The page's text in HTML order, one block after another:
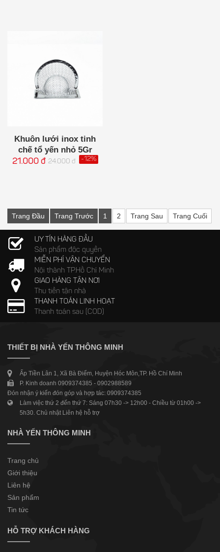
Khuôn lưới inox tinh
chế tổ yến nhỏ 5Gr
21.000 đ 24.000 đ -12%
Trang Đầu Trang Trước 1 2 Trang Sau Trang Cuối
UY TÍN HÀNG ĐẦU
Sản phẩm độc quyền
MIỄN PHÍ VẬN CHUYỂN
Nội thành TP.Hồ Chí Minh
GIAO HÀNG TẬN NƠI
Thu tiền tận nhà
THANH TOÁN LINH HOẠT
Thanh toán sau (COD)
THIẾT BỊ NHÀ YẾN THÔNG MINH
Ấp Tiền Lân 1, Xã Bà Điểm, Huyện Hóc Môn,TP. Hồ Chí Minh
P. Kinh doanh 0909374385 - 0902988589
Đón nhận ý kiến đón góp và hợp tác: 0909374385
Làm việc thứ 2 đến thứ 7: Sáng 07h30 -> 12h00 - Chiều từ 01h00 ->
5h30. Chủ nhật Liên hệ hỗ trợ
NHÀ YẾN THÔNG MINH
Trang chủ
Giới thiệu
Liên hệ
Sản phẩm
Tin tức
HỖ TRỢ KHÁCH HÀNG